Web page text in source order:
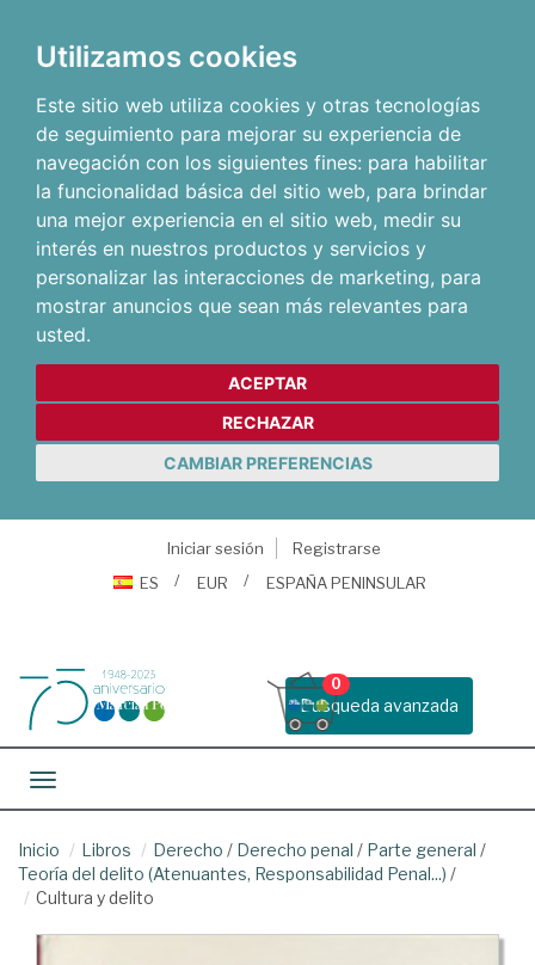
Utilizamos cookies
Este sitio web utiliza cookies y otras tecnologías
de seguimiento para mejorar su experiencia de
navegación con los siguientes fines: para habilitar
la funcionalidad básica del sitio web, para brindar
una mejor experiencia en el sitio web, medir su
interés en nuestros productos y servicios y
personalizar las interacciones de marketing, para
mostrar anuncios que sean más relevantes para
usted.
ACEPTAR
RECHAZAR
CAMBIAR PREFERENCIAS
Iniciar sesión
Registrarse
ES
EUR ESPAÑA PENINSULAR
Busqueda avanzada
0
Toggle navigation
Inicio Libros Derecho / Derecho penal / Parte general /
Teoría del delito (Atenuantes, Responsabilidad Penal...) /
Cultura y delito